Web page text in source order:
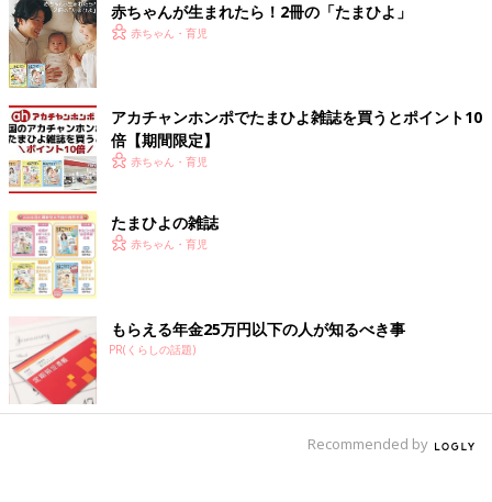
＜洗面脱衣所＞
「家事や育児がスムーズにできるように家の中の動線を考えた結
することにしました。子どもたちは洗面脱衣所で服を脱いだら、
自分で洗濯機へ入れることができます。洗濯機を回したら、その
場で室内干し、乾いたらそのまま収納と、ワンストップ化が実現
できたんです。
食事関連では、カウンターテーブルにしたことで、キッチンから
赤ちゃんが生まれたら！2冊の「たまひよ」
赤ちゃん・育児
アカチャンホンポでたまひよ雑誌を買うとポイント10
倍【期間限定】
赤ちゃん・育児
たまひよの雑誌
赤ちゃん・育児
もらえる年金25万円以下の人が知るべき事
PR(くらしの話題)
Recommended by